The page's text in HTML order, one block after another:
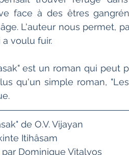
face à des êtres
L'auteur nous permet,
voulu fuir.
est un roman qui peut
qu'un simple roman,
de O.V. Vijayan
Itihâsam
Dominique Vitalyos